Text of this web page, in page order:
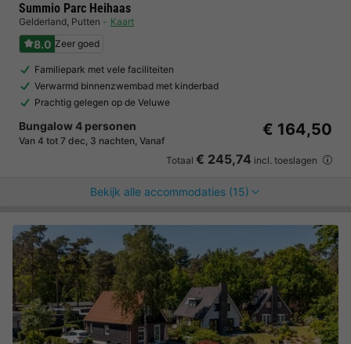
Summio Parc Heihaas
Gelderland, Putten Kaart
8.0 Zeer goed
Familiepark met vele faciliteiten
Verwarmd binnenzwembad met kinderbad
Prachtig gelegen op de Veluwe
Bungalow 4 personen
Van 4 tot 7 dec, 3 nachten, Vanaf
€ 164,50
Totaal € 245,74 incl. toeslagen
Bekijk alle accommodaties (15)